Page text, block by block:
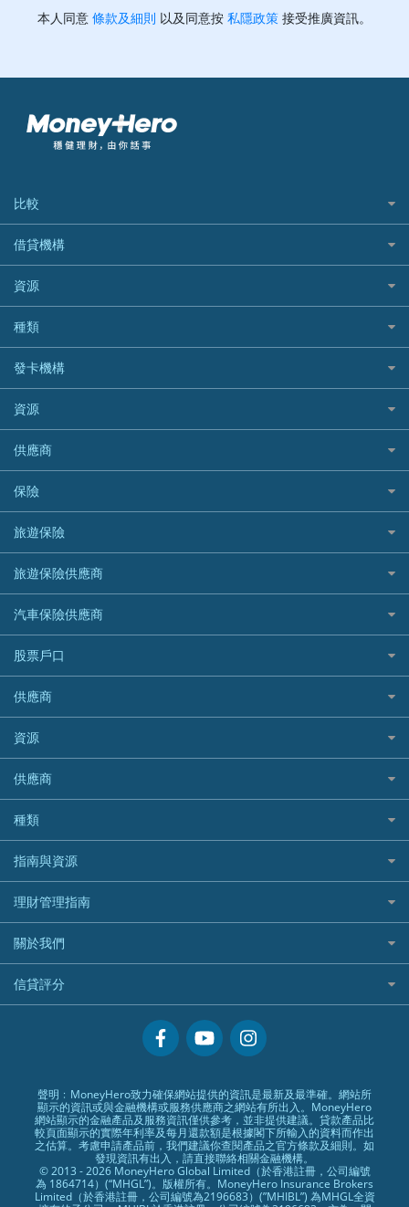
比較
私人貸款比較
稅季/稅務貸款
網上貸款
結餘轉戶(清卡數貸款)
銀行貸款
財務公司貸款
免入息貸款
免TU貸款
急借錢
緊急貸款比較
最佳小額貸款比較
易批必批貸款
24小時貸款
最佳循環貸款
借貸機構
BEA 東亞銀行
BOC 中國銀行
Cashing Pro 優尚信貸
CCB(Asia) 中國建設銀行 (亞洲)
Citibank 花旗銀行
CNCBI 信銀國際
CreFIT 維信
DBS 星展銀行
DSB 大新銀行
HSBC 滙豐銀行貸款
K Cash 貸款
Mox 銀行
National Resources 中潤物業按揭
OCBC 華僑銀行
PrimeCredit 安信信貸
Promise 邦民日本財務
Rabbit Credit月兔信貸
Standard Chartered 渣打銀行
UA 亞洲聯合財務
WeLab Bank
WeLend 貸款
資源
如何申請個人貸款
如何管理個人貸款
個人貸款有用資訊
清卡數貸款教學
循環貸款教學
個人化貸款產品推介 🔥全新
債務重組一覽
供樓利息扣稅
最佳貸款app
種類
網購優惠
精選外幣網購信用卡
尊尚信用卡
公司信用卡
電子錢包信用卡
日本遊信用卡攻略
韓國遊信用卡攻略
台灣遊信用卡攻略
機場貴賓室信用卡
銀聯信用卡
高獎賞信用卡推薦
酒店信用卡
發卡機構
Citibank花旗銀行
AE美國運通
DBS星展銀行
HSBC滙豐銀行
Mox
信銀國際
大新銀行
恒生銀行
Standard Chartered渣打銀行
東亞銀行
SIM
Airwallex信用卡
資源
Black Friday優惠
淘寶付款方式
一田購物優惠日
SOGO感謝祭
HKTVmall優惠碼
交稅優惠
酒店優惠碼
機票優惠碼
供應商
八達通自動增值信用卡
保險
旅遊保險
汽車保險
家居保險
家傭保險
寵物保險
定期人壽保險
危疾保險
年金資訊
樓宇火險
旅遊保險
日本旅遊保險及資訊
泰國旅遊保險及資訊
台灣旅遊保險及資訊
韓國旅遊保險及資訊
歐洲旅遊保險及資訊
越南旅遊保險及資訊
澳洲旅遊保險及資訊
長者嘆世界
家庭親子遊
自駕遊比較
相機有得保
專為孕婦設計的最佳旅遊保險
最佳滑雪旅遊保險
最適合BB的旅遊保險
旅遊保險供應商
AXA 安盛
AIG 美亞
Allianz 安聯
Allied World 世聯
Avo
中國銀行
Bolttech 保特
Blue Cross 藍十字
中國平安
HSBC滙豐銀行
MSIG 三井住友
Prudential 保誠
QBE 昆士蘭
Starr
汽車保險供應商
大新汽車保險
中銀汽車保險
Allianz安聯汽車保險
bolttech保障汽車保險
Zurich蘇黎世汽車保險
QBE昆士蘭汽車保險
平安汽車保險
股票戶口
富途證券
IB盈透證券
老虎證券
uSMART 盈立證券
華盛証券
長橋證券
WeBull微牛證券
漲樂全球通｜華泰國際
OSL
供應商
富途牛牛好唔好？
Webull微牛證券好唔好？
Longbridge長橋證券好唔好？
老虎證券好唔好？
華盛証券好唔好？
漲樂全球通好唔好？
IB盈透證券好唔好？
盈立證券 uSMART 好唔好？
Stashaway好唔好？
資源
股票戶口開戶
證券行邊間好？
港股5隻高息ETF精選
什麼是ETF？
香港30大高息股排行
黃金ETF懶人包
最值得注意的比特幣ETF
選股策略：五步調查攻略
供應商
銀行戶口比較
尊尚銀行戶口
Citi Plus
中信銀行inMotion
Airwallex銀行
種類
定期存款
港元定存
人民幣定存
美元定存
英鎊定存
澳元定存
指南與資源
理財資訊
識慳識賺
債務管理
投資理財
置業安居
專欄文章
理財管理指南
常用相關詞彙
MoneyHero電子報
所有合作銀行或機構
關於我們
服務承諾
網上支援
常見問題
條款及細則
編輯守則
廣告合作
廣告政策
信貸評分
聲明﹕MoneyHero致力確保網站提供的資訊是最新及最準確。網站所
顯示的資訊或與金融機構或服務供應商之網站有所出入。MoneyHero
網站顯示的金融產品及服務資訊僅供參考，並非提供建議。貸款產品比
較頁面顯示的實際年利率及每月還款額是根據閣下所輸入的資料而作出
之估算。考慮申請產品前，我們建議你查閱產品之官方條款及細則。如
發現資訊有出入，請直接聯絡相關金融機構。
© 2013 - 2026 MoneyHero Global Limited（於香港註冊，公司編號
為 1864714）(“MHGL”)。版權所有。MoneyHero Insurance Brokers
Limited（於香港註冊，公司編號為2196683）(”MHIBL”) 為MHGL全資